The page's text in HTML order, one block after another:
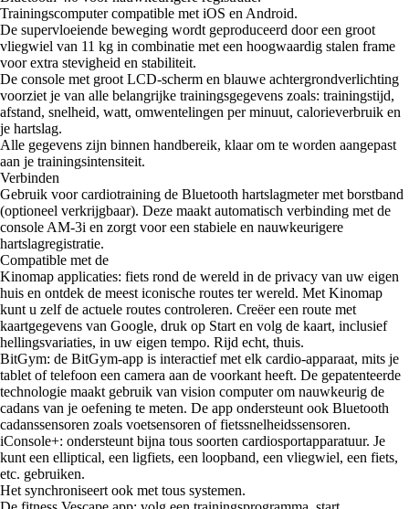
Trainingscomputer compatible met iOS en Android.
De supervloeiende beweging wordt geproduceerd door een groot
vliegwiel van 11 kg in combinatie met een hoogwaardig stalen frame
voor extra stevigheid en stabiliteit.
De console met groot LCD-scherm en blauwe achtergrondverlichting
voorziet je van alle belangrijke trainingsgegevens zoals: trainingstijd,
afstand, snelheid, watt, omwentelingen per minuut, calorieverbruik en
je hartslag.
Alle gegevens zijn binnen handbereik, klaar om te worden aangepast
aan je trainingsintensiteit.
Verbinden
Gebruik voor cardiotraining de Bluetooth hartslagmeter met borstband
(optioneel verkrijgbaar). Deze maakt automatisch verbinding met de
console AM-3i en zorgt voor een stabiele en nauwkeurigere
hartslagregistratie.
Compatible met de
Kinomap applicaties: fiets rond de wereld in de privacy van uw eigen
huis en ontdek de meest iconische routes ter wereld. Met Kinomap
kunt u zelf de actuele routes controleren. Creëer een route met
kaartgegevens van Google, druk op Start en volg de kaart, inclusief
hellingsvariaties, in uw eigen tempo. Rijd echt, thuis.
BitGym: de BitGym-app is interactief met elk cardio-apparaat, mits je
tablet of telefoon een camera aan de voorkant heeft. De gepatenteerde
technologie maakt gebruik van vision computer om nauwkeurig de
cadans van je oefening te meten. De app ondersteunt ook Bluetooth
cadanssensoren zoals voetsensoren of fietssnelheidssensoren.
iConsole+: ondersteunt bijna tous soorten cardiosportapparatuur. Je
kunt een elliptical, een ligfiets, een loopband, een vliegwiel, een fiets,
etc. gebruiken.
Het synchroniseert ook met tous systemen.